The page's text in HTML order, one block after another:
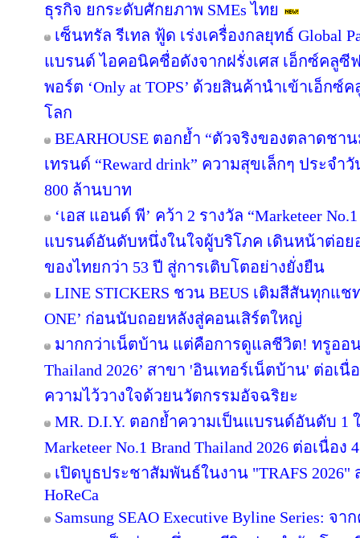
ธุรกิจ ยกระดับศักยภาพ SMEs ไทย
เซ็นทรัล รีเทล ฟู้ด เร่งเครื่องกลยุทธ์ Global
แบรนด์ ไอคอนิคชื่อดังจากฝรั่งเศส เอ็กซ์คลูซี
พอร์ต ‘Only at TOPS’ ด้วยสินค้านำเข้าเอ็ก
โลก
BEARHOUSE ตอกย้ำ “ตัวจริงของตลาดชา
เทรนด์ “Reward drink” ความสุขเล็กๆ ประจำ
800 ล้านบาท
‘เอส แอนด์ พี’ คว้า 2 รางวัล “Marketeer
แบรนด์อันดับหนึ่งในใจผู้บริโภค เดินหน้าต่อย
ของไทยกว่า 53 ปี สู่การเติบโตอย่างยั่งยืน
LINE STICKERS ชวน BEUS เติมสีสันทุกแช
ONE’ ก่อนนับถอยหลังสู่คอนเสิร์ตใหญ่
มากกว่าเน็ตบ้าน แต่คือการดูแลชีวิต! ทรูออน
Thailand 2026’ สาขา 'อินเทอร์เน็ตบ้าน' ต่อเ
ความไว้วางใจด้วยนวัตกรรมอัจฉริยะ
MR. D.I.Y. ตอกย้ำความเป็นแบรนด์อันดับ 1
Marketeer No.1 Brand Thailand 2026 ต่อเนื่อง
เปิดบูธประชาสัมพันธ์ในงาน "TRAFS
HoReCa
Samsung SEAO Executive Byline Series: